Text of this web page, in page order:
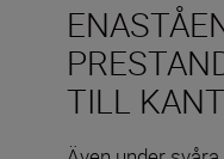
TILL KANT